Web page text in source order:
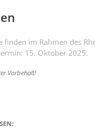
finden im Rahmen des
15. Oktober 2025.
Vorbehalt!